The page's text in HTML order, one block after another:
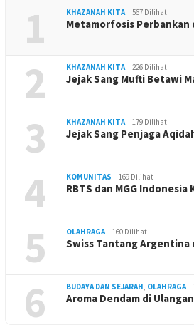
1 KHAZANAH KITA 567 Dilihat
Metamorfosis
2 KHAZANAH KITA 226 Dilihat
Jejak Sang Mufti Betawi
3 KHAZANAH KITA 179 Dilihat
Jejak Sang Penjaga
4 KOMUNITAS 169 Dilihat
RBTS dan MGG
5 OLAHRAGA 160 Dilihat
Swiss Tantang
6 BUDAYA DAN SEJARAH, OLAHRAGA
Aroma Dendam di